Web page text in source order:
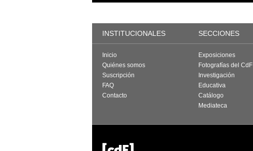
INSTITUCIONALES SECCIONES
Inicio
Quiénes somos
Suscripción
FAQ
Contacto
Exposiciones
Fotografías del CdF
Investigación
Educativa
Catálogo
Mediateca